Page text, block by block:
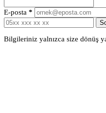
E-posta *
Bilgileriniz yalnızca size dönüş